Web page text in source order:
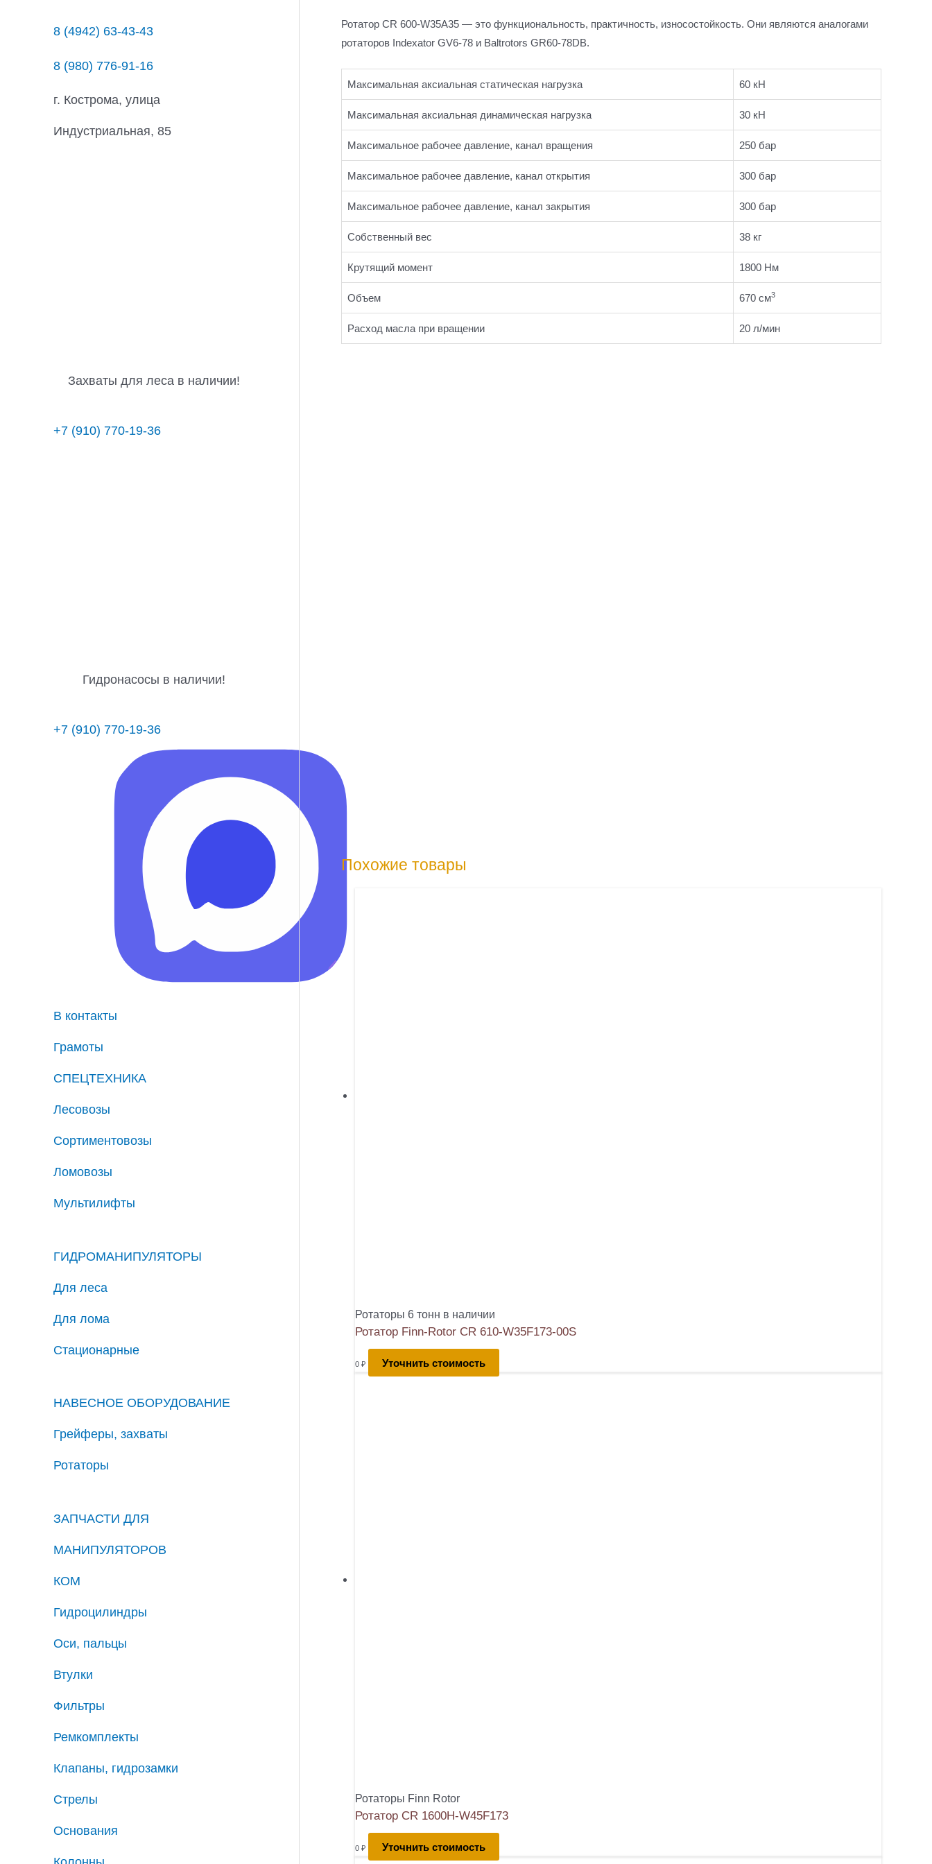
8 (4942) 63-43-43
8 (980) 776-91-16
г. Кострома, улица
Индустриальная, 85
Захваты для леса в наличии!
+7 (910) 770-19-36
Гидронасосы в наличии!
+7 (910) 770-19-36
В контакты
Грамоты
СПЕЦТЕХНИКА
Лесовозы
Сортиментовозы
Ломовозы
Мультилифты
ГИДРОМАНИПУЛЯТОРЫ
Для леса
Для лома
Стационарные
НАВЕСНОЕ ОБОРУДОВАНИЕ
Грейферы, захваты
Ротаторы
ЗАПЧАСТИ ДЛЯ
МАНИПУЛЯТОРОВ
КОМ
Гидроцилиндры
Оси, пальцы
Втулки
Фильтры
Ремкомплекты
Клапаны, гидрозамки
Стрелы
Основания
Ротатор CR 600-W35A35 — это функциональность, практичность, износостойкость. Они являются аналогами
ротаторов Indexator GV6-78 и Baltrotors GR60-78DB.
Максимальная аксиальная статическая нагрузка 60 кН
Максимальная аксиальная динамическая нагрузка 30 кН
Максимальное рабочее давление, канал вращения 250 бар
Максимальное рабочее давление, канал открытия 300 бар
Максимальное рабочее давление, канал закрытия 300 бар
Собственный вес 38 кг
Крутящий момент 1800 Нм
Объем 670 см3
Расход масла при вращении 20 л/мин
Похожие товары
Ротаторы 6 тонн в наличии
Ротатор Finn-Rotor CR 610-W35F173-00S
0 ₽ Уточнить стоимость
Ротаторы Finn Rotor
Ротатор CR 1600H-W45F173
0 ₽ Уточнить стоимость